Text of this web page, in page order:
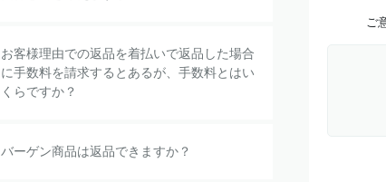
お客様理由での返品を着払いで返品した場合
に手数料を請求するとあるが、手数料とはい
くらですか？
バーゲン商品は返品できますか？
ご